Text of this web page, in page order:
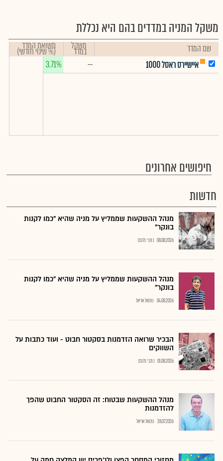
משקל המניה במדדים בהם היא נכללת
שם המדד משקל
במדד תשואת המדד
(% שינוי חודשי)
איישיירס ראסל 1000
--
3.71%
חיפושים אחרונים
חדשות
מנהל ההשקעות שממליץ על מניה שהיא "כמו לקנות
בונקר"
08.08.2026 כתבי גלובס
מנהל ההשקעות שממליץ על מניה שהיא "כמו לקנות
בונקר"
04.08.2026 נתנאל אריאל
הבכיר שרואה הזדמנות בסקטור חבוט - ועוד כתבות על
השווקים
01.08.2026 כתבי גלובס
מנהל ההשקעות שבטוח: זה הסקטור החבוט שהפך
להזדמנות
28.07.2026 נתנאל אריאל